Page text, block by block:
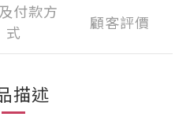
付款方
式
顧客評價
描述